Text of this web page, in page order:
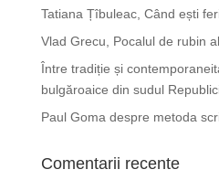
Tatiana Țîbuleac, Când ești
Vlad Grecu, Pocalul de rubin
Între tradiție și
bulgăroaice din sudul
Paul Goma despre metoda
Comentarii recente